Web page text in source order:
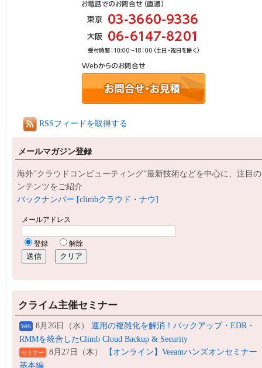
RSSフィードを取得する
メールマガジン登録
海外”クラウドコンピューティング”最新技術などを中心に、注目
ンテンツをご紹介
バックナンバー [climbクラウド・ナウ]
クライム主催セミナー
Web 8月26日（水） 運用の複雑化を解消！バックアップ・EDR・
RMMを統合したClimb Cloud Backup & Security
セミナー 8月27日（木）
【オンライン】Veeamハンズオンセミナー
基本編